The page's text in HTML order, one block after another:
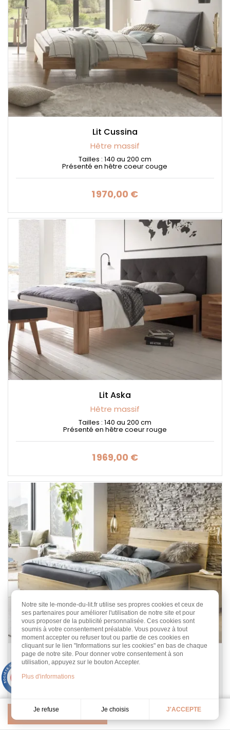
Pertinence
Lit Cussina
Hêtre massif
Tailles : 140 au 200 cm
Présenté en hêtre coeur couge
Prix
1 970,00 €
Lit Aska
Hêtre massif
Tailles : 140 au 200 cm
Présenté en hêtre coeur rouge
Prix
1 969,00 €
Lit Bretto
Prix
2 336,00 €
Notre site le-monde-du-lit.fr utilise ses propres cookies et ceux de
ses partenaires pour améliorer l'utilisation de notre site et pour
vous proposer de la publicité personnalisée. Ces cookies sont
soumis à votre consentement préalable. Vous pouvez à tout
moment accepter ou refuser tout ou partie de ces cookies en
cliquant sur le lien "Informations sur les cookies" en bas de chaque
page de notre site. Pour donner votre consentement à son
utilisation, appuyez sur le bouton Accepter.
Plus d'informations
Je refuse Je choisis J'ACCEPTE
/10